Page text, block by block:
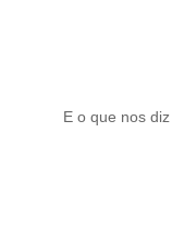
E o que nos